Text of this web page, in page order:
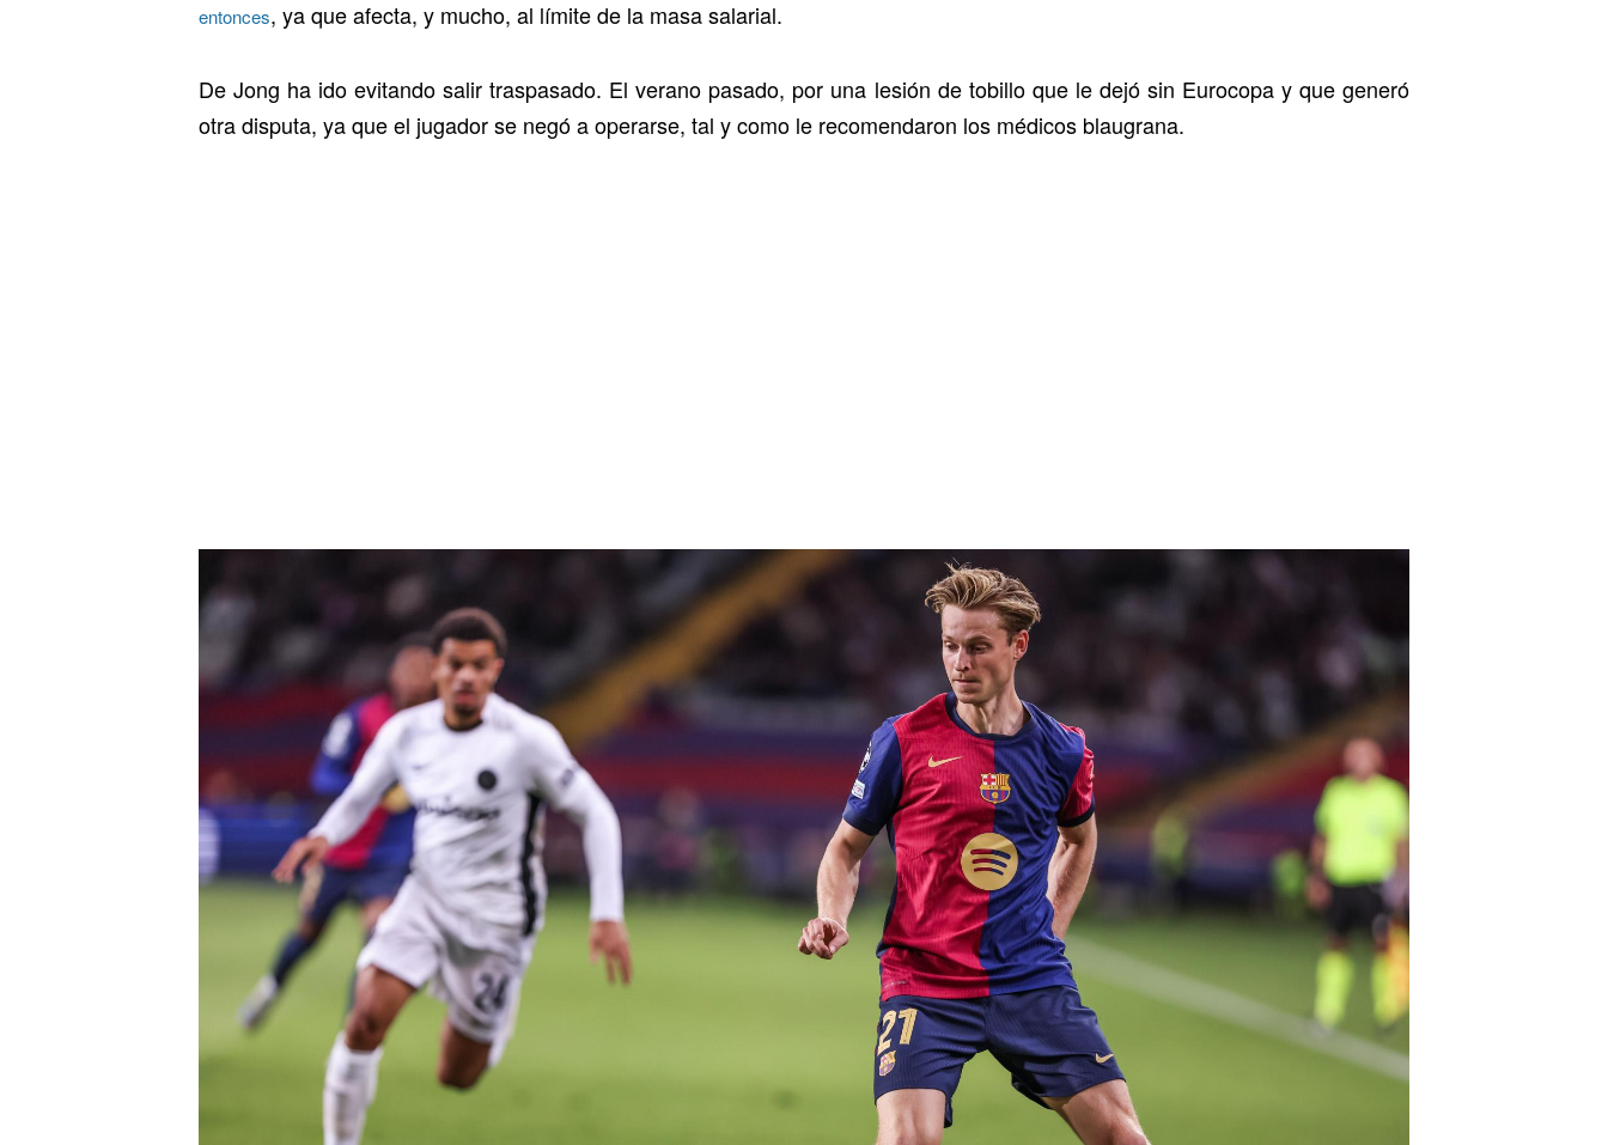
entonces, ya que afecta, y mucho, al límite de la masa salarial.
De Jong ha ido evitando salir traspasado. El verano pasado, por una lesión de tobillo que le dejó sin Eurocopa y que generó
otra disputa, ya que el jugador se negó a operarse, tal y como le recomendaron los médicos blaugrana.